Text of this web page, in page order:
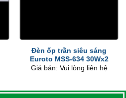
Đèn ốp trần siêu sáng
Euroto MSS-634 30Wx2
Giá bán: Vui lòng liên hệ